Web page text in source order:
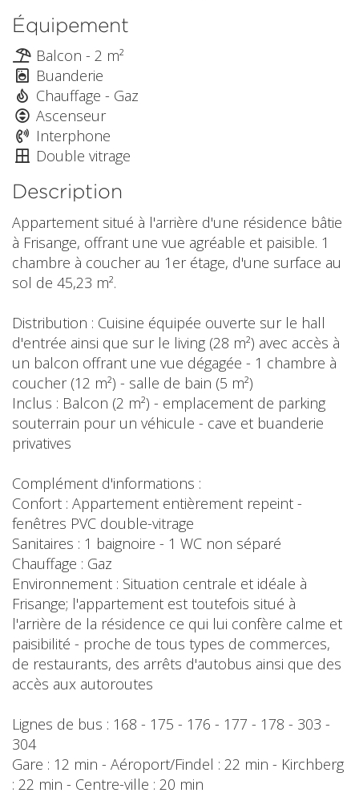
Équipement
Balcon - 2 m²
Buanderie
Chauffage - Gaz
Ascenseur
Interphone
Double vitrage
Description
Appartement situé à l'arrière d'une résidence bâtie
à Frisange, offrant une vue agréable et paisible. 1
chambre à coucher au 1er étage, d'une surface au
sol de 45,23 m².
Distribution : Cuisine équipée ouverte sur le hall
d'entrée ainsi que sur le living (28 m²) avec accès à
un balcon offrant une vue dégagée - 1 chambre à
coucher (12 m²) - salle de bain (5 m²)
Inclus : Balcon (2 m²) - emplacement de parking
souterrain pour un véhicule - cave et buanderie
privatives
Complément d'informations :
Confort : Appartement entièrement repeint -
fenêtres PVC double-vitrage
Sanitaires : 1 baignoire - 1 WC non séparé
Chauffage : Gaz
Environnement : Situation centrale et idéale à
Frisange; l'appartement est toutefois situé à
l'arrière de la résidence ce qui lui confère calme et
paisibilité - proche de tous types de commerces,
de restaurants, des arrêts d'autobus ainsi que des
accès aux autoroutes
Lignes de bus : 168 - 175 - 176 - 177 - 178 - 303 -
304
Gare : 12 min - Aéroport/Findel : 22 min - Kirchberg
: 22 min - Centre-ville : 20 min